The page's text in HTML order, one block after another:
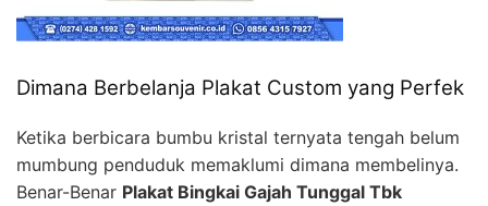
Dimana Berbelanja Plakat Custom yang Perfek
Ketika berbicara bumbu kristal ternyata tengah belum
mumbung penduduk memaklumi dimana membelinya.
Benar-Benar Plakat Bingkai Gajah Tunggal Tbk